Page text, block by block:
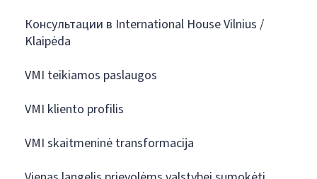
Консультации в International House Vilnius /
Klaipėda
VMI teikiamos paslaugos
VMI kliento profilis
VMI skaitmeninė transformacija